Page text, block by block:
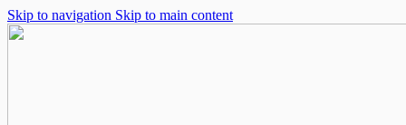
Skip to navigation Skip to main content